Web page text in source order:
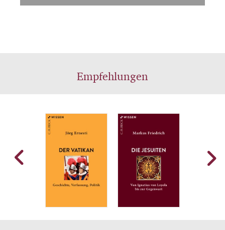
Empfehlungen